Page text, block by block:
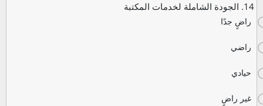
14. الجودة الشاملة لخدمات المكتبة
راضٍ جدًا
راضي
حيادي
غير راضٍ